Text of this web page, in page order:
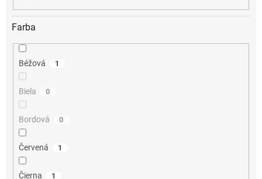
Farba
Béžová 1
Biela 0
Bordová 0
Červená 1
Čierna 1